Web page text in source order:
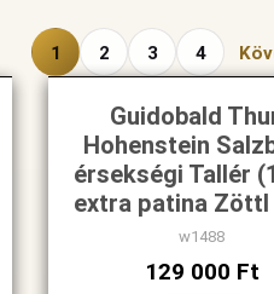
1 2 3 4
Guidobald
Hohenstein
érsekségi Tallér
extra patina Zöttl
w1488
129 000 Ft